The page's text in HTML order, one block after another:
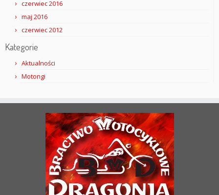
czerwiec 2016
maj 2016
czerwiec 2012
Kategorie
Aktualności
Motongi